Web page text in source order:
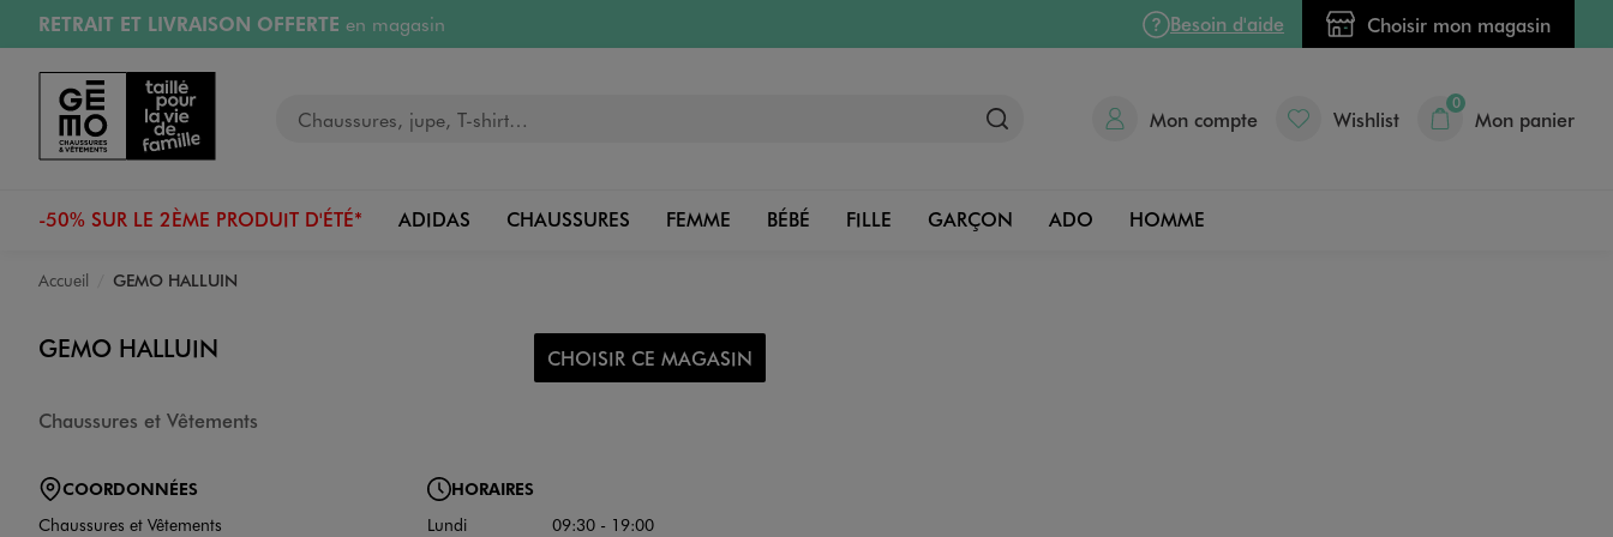
Aller au contenu principal
Aller à la navigation
RETRAIT ET LIVRAISON OFFERTE en magasin
Retours OFFERTSpendant 30 jours
PAYEZ EN 3x SANS FRAIS
dès 50€
RÉSERVATION GRATUITE
Besoin d'aide Choisir mon magasin
Mon compte Wishlist
0
Mon panier
-50% SUR LE 2ÈME PRODUIT D'ÉTÉ* ADIDAS CHAUSSURES FEMME BÉBÉ FILLE GARÇON ADO HOMME
Accueil GEMO HALLUIN
GEMO HALLUIN
Chaussures et Vêtements
CHOISIR CE MAGASIN
COORDONNÉES
Chaussures et Vêtements
HORAIRES
Lundi
09:30 - 19:00